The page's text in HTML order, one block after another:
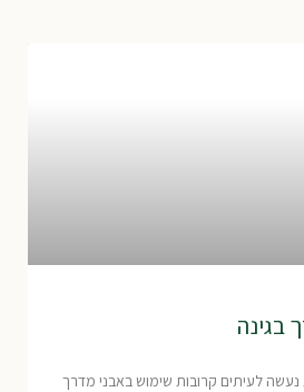
בגינה
נעשה לעיתים קרובות שימוש באבני מדרך